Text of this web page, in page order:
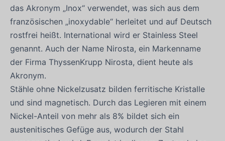
das Akronym „Inox“ verwendet, was sich aus dem
französischen „inoxydable“ herleitet und auf Deutsch
rostfrei heißt. International wird er Stainless Steel
genannt. Auch der Name Nirosta, ein Markenname
der Firma ThyssenKrupp Nirosta, dient heute als
Akronym.
Stähle ohne Nickelzusatz bilden ferritische Kristalle
und sind magnetisch. Durch das Legieren mit einem
Nickel-Anteil von mehr als 8% bildet sich ein
austenitisches Gefüge aus, wodurch der Stahl